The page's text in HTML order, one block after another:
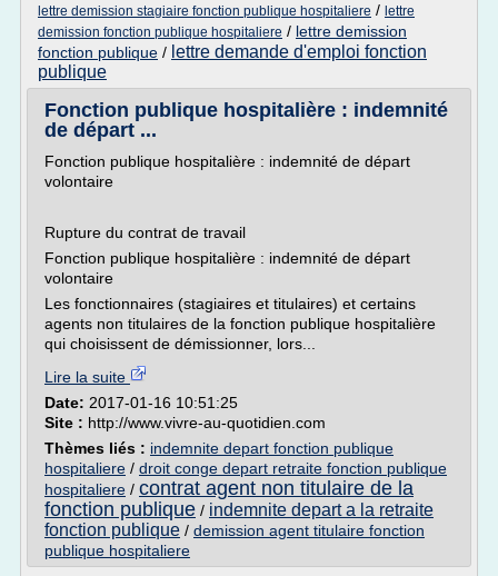
lettre demission stagiaire fonction publique hospitaliere / lettre
demission fonction publique hospitaliere / lettre demission
fonction publique / lettre demande d'emploi fonction
publique
Fonction publique hospitalière : indemnité
de départ ...
Fonction publique hospitalière : indemnité de départ
volontaire
Rupture du contrat de travail
Fonction publique hospitalière : indemnité de départ
volontaire
Les fonctionnaires (stagiaires et titulaires) et certains
agents non titulaires de la fonction publique hospitalière
qui choisissent de démissionner, lors...
Lire la suite
Date: 2017-01-16 10:51:25
Site : http://www.vivre-au-quotidien.com
Thèmes liés : indemnite depart fonction publique
hospitaliere / droit conge depart retraite fonction publique
hospitaliere / contrat agent non titulaire de la
fonction publique / indemnite depart a la retraite
fonction publique / demission agent titulaire fonction
publique hospitaliere